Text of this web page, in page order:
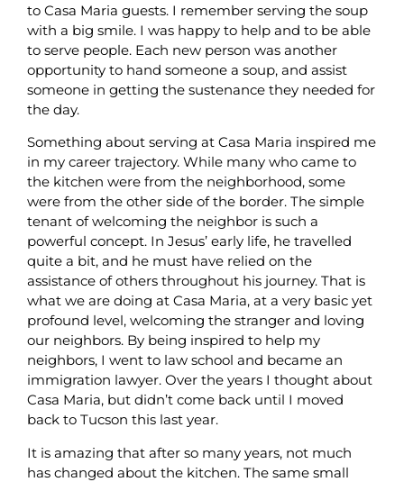
to Casa Maria guests. I remember serving the soup
with a big smile. I was happy to help and to be able
to serve people. Each new person was another
opportunity to hand someone a soup, and assist
someone in getting the sustenance they needed for
the day.
Something about serving at Casa Maria inspired me
in my career trajectory. While many who came to
the kitchen were from the neighborhood, some
were from the other side of the border. The simple
tenant of welcoming the neighbor is such a
powerful concept. In Jesus’ early life, he travelled
quite a bit, and he must have relied on the
assistance of others throughout his journey. That is
what we are doing at Casa Maria, at a very basic yet
profound level, welcoming the stranger and loving
our neighbors. By being inspired to help my
neighbors, I went to law school and became an
immigration lawyer. Over the years I thought about
Casa Maria, but didn’t come back until I moved
back to Tucson this last year.
It is amazing that after so many years, not much
has changed about the kitchen. The same small